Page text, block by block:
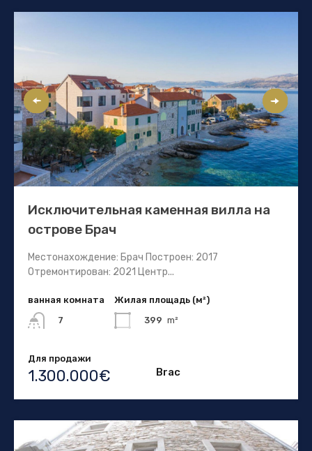
Исключительная каменная вилла на
острове Брач
Местонахождение: Брач Построен: 2017
Отремонтирован: 2021 Центр...
ванная комната
7
Жилая площадь (м²)
399 m²
Для продажи
1.300.000€ Brac